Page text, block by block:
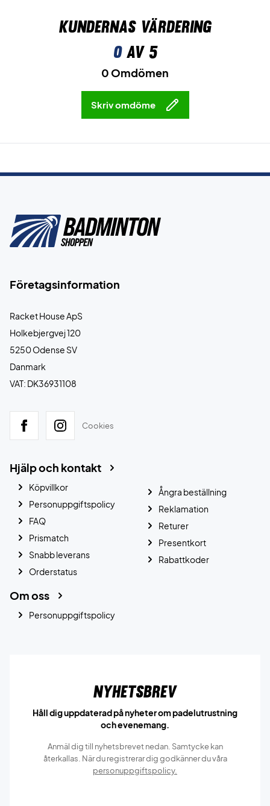
Kundernas värdering
0av 5
0 Omdömen
Skriv omdöme
Företagsinformation
Racket House ApS
Holkebjergvej 120
5250 Odense SV
Danmark
VAT: DK36931108
Cookies
Hjälp och kontakt
Köpvillkor
Personuppgiftspolicy
FAQ
Prismatch
Snabb leverans
Orderstatus
Ångra beställning
Reklamation
Returer
Presentkort
Rabattkoder
Om oss
Personuppgiftspolicy
Nyhetsbrev
Håll dig uppdaterad på nyheter om padelutrustning
och evenemang.
Anmäl dig till nyhetsbrevet nedan. Samtycke kan
återkallas. När du registrerar dig godkänner du våra
personuppgiftspolicy.